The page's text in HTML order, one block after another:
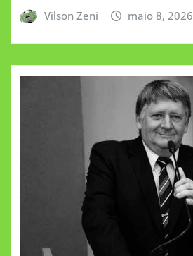
Vilson Zeni maio 8, 2026